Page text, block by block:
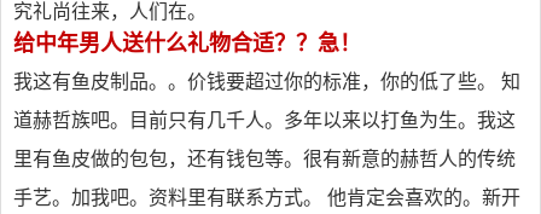
究礼尚往来，人们在。
给中年男人送什么礼物合适？？急！
我这有鱼皮制品。。价钱要超过你的标准，你的低了些。 知
道赫哲族吧。目前只有几千人。多年以来以打鱼为生。我这
里有鱼皮做的包包，还有钱包等。很有新意的赫哲人的传统
手艺。加我吧。资料里有联系方式。 他肯定会喜欢的。新开